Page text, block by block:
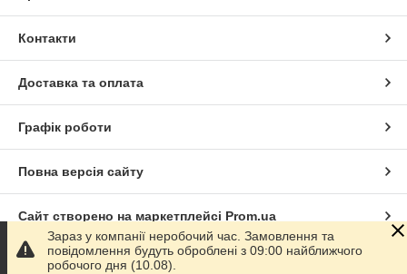
Контакти
Доставка та оплата
Графік роботи
Повна версія сайту
Сайт створено на маркетплейсі Prom.ua
Політика конфіденційності
Зараз у компанії неробочий час. Замовлення та
повідомлення будуть оброблені з 09:00 найближчого
робочого дня (10.08).